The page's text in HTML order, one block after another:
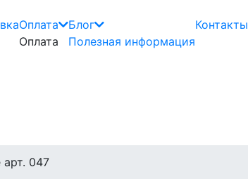
Оплата
Оплата
Блог
Полезная информация
Контакты
047